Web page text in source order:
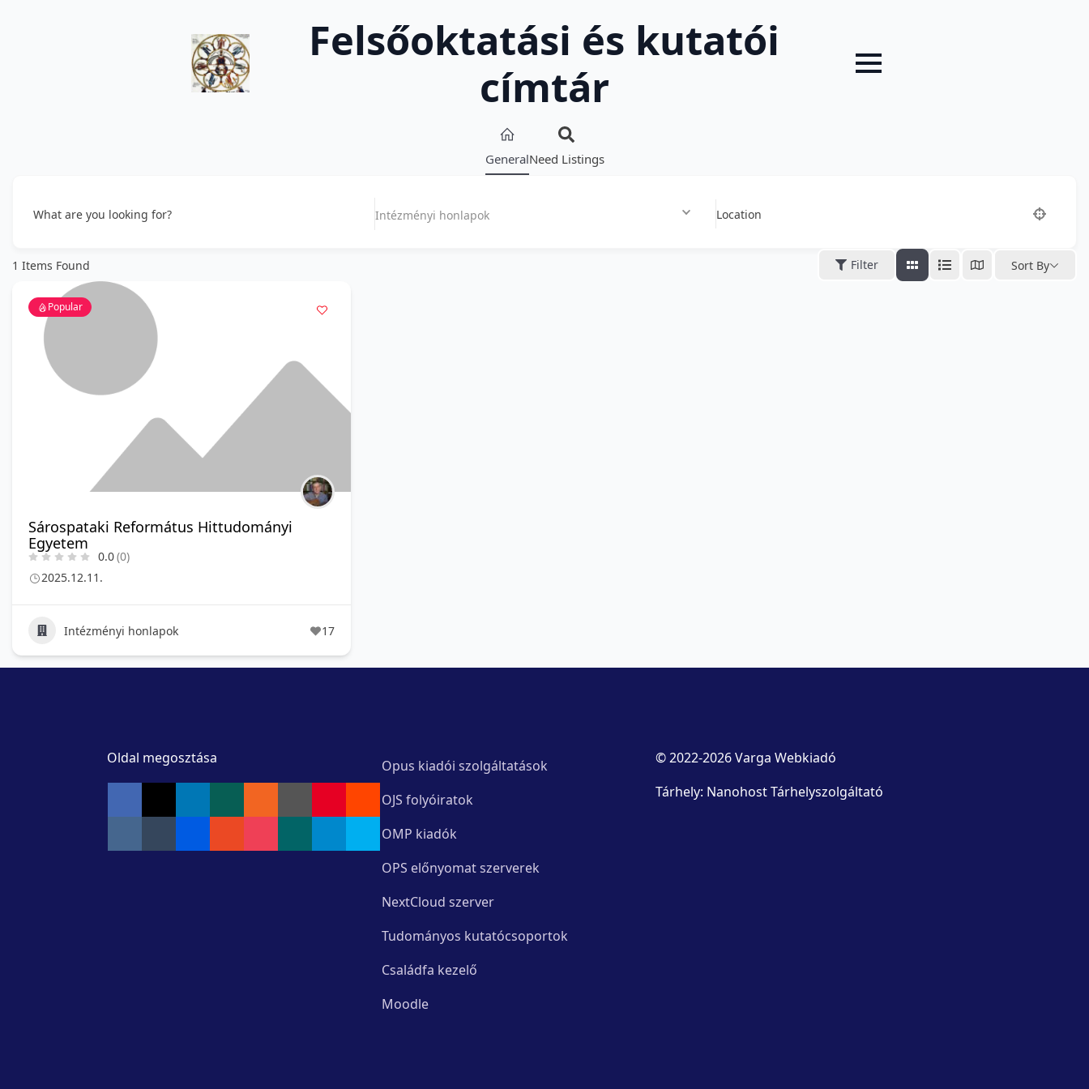
Felsőoktatási és kutatói
címtár
GeneralNeed Listings
What are you looking for? Intézményi honlapok Location
1 Items Found Filter Sort By
Popular
Sárospataki Református Hittudományi
Egyetem
0.0(0)
2025.12.11.
Intézményi honlapok 17
Oldal megosztása
Opus kiadói szolgáltatások
OJS folyóiratok
OMP kiadók
OPS előnyomat szerverek
NextCloud szerver
Tudományos kutatócsoportok
Családfa kezelő
Moodle
© 2022-2026 Varga Webkiadó
Tárhely: Nanohost Tárhelyszolgáltató